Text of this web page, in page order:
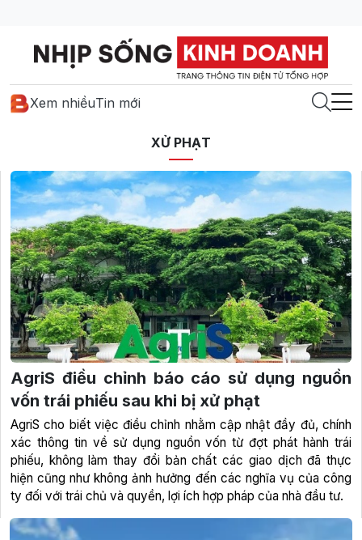
Xem nhiềuTin mới
XỬ PHẠT
AgriS điều chỉnh báo cáo sử dụng nguồn
vốn trái phiếu sau khi bị xử phạt
AgriS cho biết việc điều chỉnh nhằm cập nhật đầy đủ, chính
xác thông tin về sử dụng nguồn vốn từ đợt phát hành trái
phiếu, không làm thay đổi bản chất các giao dịch đã thực
hiện cũng như không ảnh hưởng đến các nghĩa vụ của công
ty đối với trái chủ và quyền, lợi ích hợp pháp của nhà đầu tư.